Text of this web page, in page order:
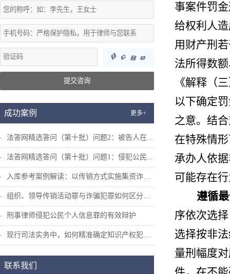
提交咨询
成功案例 更多+
法答网精选答问（第十批）问题2：被告人在...
法答网精选答问（第十批）问题1：侵犯公民...
入库参考案例解读：以传销方式实施集资诈骗...
组织、领导传销活动罪与诈骗犯罪如何区分和...
刑事律师侵犯公民个人信息罪的有效辩护
现行司法实务中，如何精准确定知识产权犯罪...
联系我们
事案件罚
给权利人
用财产刑
法所得数
《解释（
以下确定
之意。结
在特殊情
承办人依
可能存在
遵循
序依次选
选择按非
量刑幅度